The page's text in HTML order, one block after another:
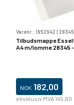
Varenr.: 1952942 28345
Tilbudsmappe
A4 m/lomme 28345
NOK 182,00
eksklusiv MVA 145,60